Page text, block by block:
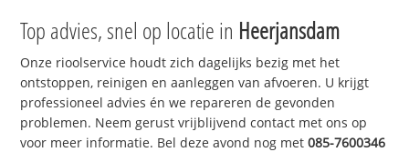
Top advies, snel op locatie in Heerjansdam
Onze rioolservice houdt zich dagelijks bezig met het
ontstoppen, reinigen en aanleggen van afvoeren. U krijgt
professioneel advies én we repareren de gevonden
problemen. Neem gerust vrijblijvend contact met ons op
voor meer informatie. Bel deze avond nog met085-7600346